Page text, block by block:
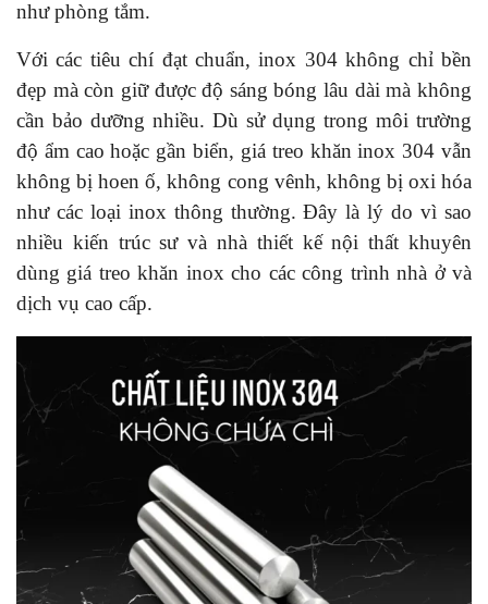
như phòng tắm.
Với các tiêu chí đạt chuẩn, inox 304 không chỉ bền
đẹp mà còn giữ được độ sáng bóng lâu dài mà không
cần bảo dưỡng nhiều. Dù sử dụng trong môi trường
độ ẩm cao hoặc gần biển, giá treo khăn inox 304 vẫn
không bị hoen ố, không cong vênh, không bị oxi hóa
như các loại inox thông thường. Đây là lý do vì sao
nhiều kiến trúc sư và nhà thiết kế nội thất khuyên
dùng giá treo khăn inox cho các công trình nhà ở và
dịch vụ cao cấp.